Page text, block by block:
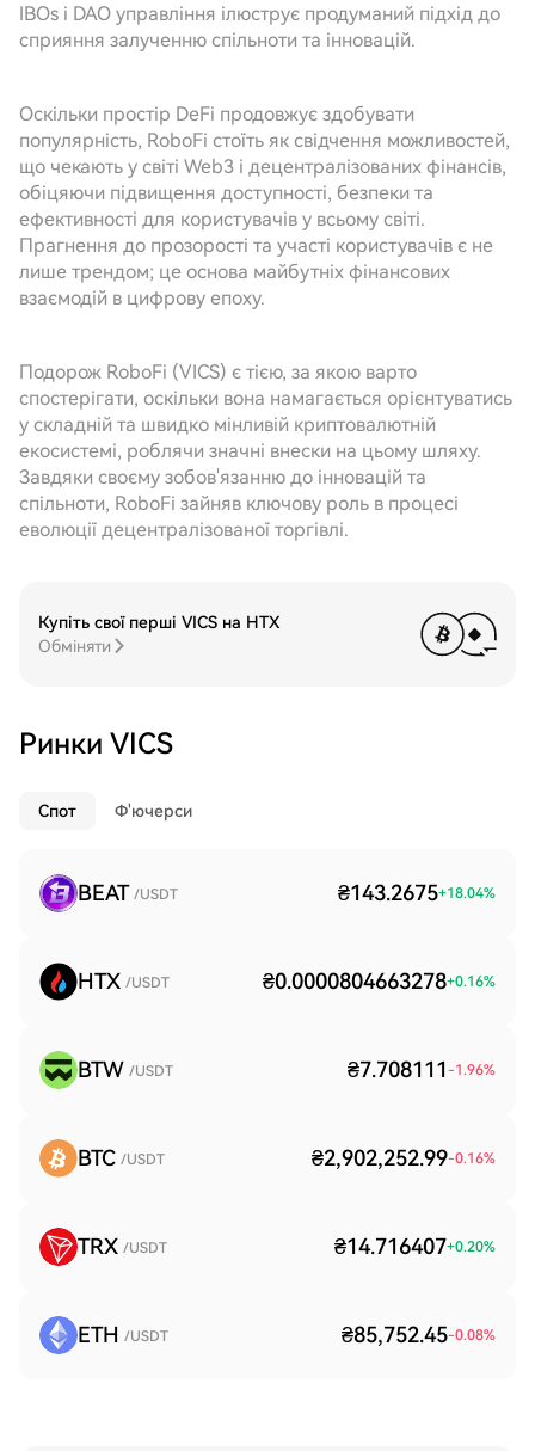
IBOs і DAO управління ілюструє продуманий підхід до
сприяння залученню спільноти та інновацій.
Оскільки простір DeFi продовжує здобувати
популярність, RoboFi стоїть як свідчення можливостей,
що чекають у світі Web3 і децентралізованих фінансів,
обіцяючи підвищення доступності, безпеки та
ефективності для користувачів у всьому світі.
Прагнення до прозорості та участі користувачів є не
лише трендом; це основа майбутніх фінансових
взаємодій в цифрову епоху.
Подорож RoboFi (VICS) є тією, за якою варто
спостерігати, оскільки вона намагається орієнтуватись
у складній та швидко мінливій криптовалютній
екосистемі, роблячи значні внески на цьому шляху.
Завдяки своєму зобов'язанню до інновацій та
спільноти, RoboFi зайняв ключову роль в процесі
еволюції децентралізованої торгівлі.
Купіть свої перші VICS на HTX
Обміняти
Ринки VICS
Спот Ф'ючерси
BEAT /USDT ₴143.2675+18.04%
HTX /USDT ₴0.0000804663278+0.16%
BTW /USDT ₴7.708111 -1.96%
BTC /USDT ₴2,902,252.99-0.16%
TRX /USDT ₴14.716407+0.20%
ETH /USDT ₴85,752.45-0.08%